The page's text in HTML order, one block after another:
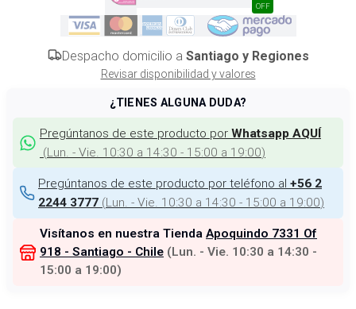
OFF
Despacho domicilio a Santiago y Regiones
Revisar disponibilidad y valores
¿TIENES ALGUNA DUDA?
Pregúntanos de este producto por Whatsapp AQUÍ
(Lun. - Vie. 10:30 a 14:30 - 15:00 a 19:00)
Pregúntanos de este producto por teléfono al +56 2
2244 3777 (Lun. - Vie. 10:30 a 14:30 - 15:00 a 19:00)
Visítanos en nuestra Tienda Apoquindo 7331 Of
918 - Santiago - Chile (Lun. - Vie. 10:30 a 14:30 -
15:00 a 19:00)